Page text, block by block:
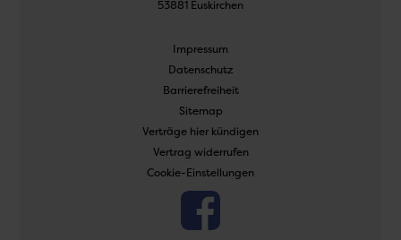
53881 Euskirchen
Navigation
Impressum
Datenschutz
Barrierefreiheit
Sitemap
Verträge hier kündigen
Vertrag widerrufen
Cookie-Einstellungen